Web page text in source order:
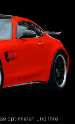
optimieren und Ihre